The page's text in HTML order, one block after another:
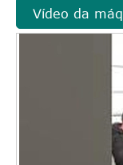
Vídeo da